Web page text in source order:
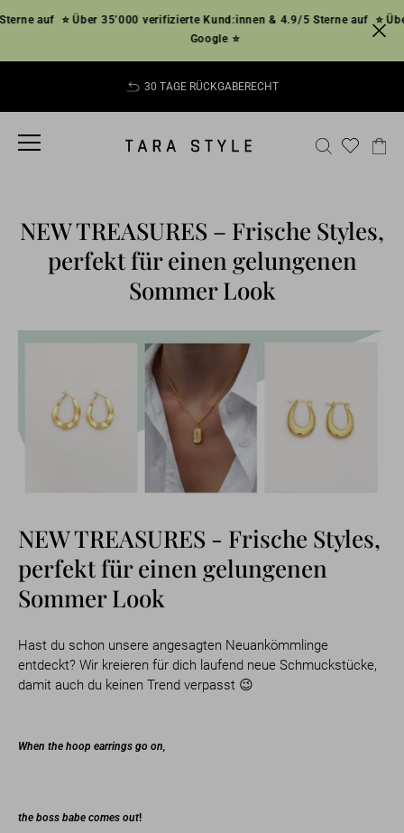
zum auf ⭐ Über 35’000 verifizierte Kund:innen & 4.9/5 Sterne auf
Google ⭐
⭐
Diashow
30 TAGE RÜCKGABERECHT
SEITENNAVIGATION SUCHE
NEW TREASURES – Frische Styles,
perfekt für einen gelungenen
Sommer Look
NEW TREASURES - Frische Styles,
perfekt für einen gelungenen
Sommer Look
Hast du schon unsere angesagten Neuankömmlinge
entdeckt? Wir kreieren für dich laufend neue Schmuckstücke,
damit auch du keinen Trend verpasst 😉
When the hoop earrings go on,
the boss babe comes out!